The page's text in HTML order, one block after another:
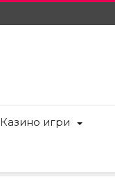
Казино игри